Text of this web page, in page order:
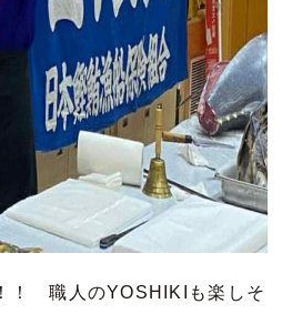
！ 職人のYOSHIKIも楽しそ